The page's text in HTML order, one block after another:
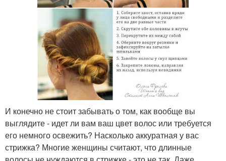
И конечно не стоит забывать о том, как вообще вы
выглядите - идет ли вам ваш цвет волос или требуется
его немного освежить? Насколько аккуратная у вас
стрижка? Многие женщины считают, что длинные